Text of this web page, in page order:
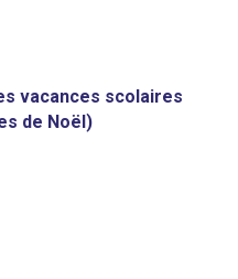
vacances scolaires
de Noël)